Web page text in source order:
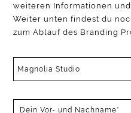
weiteren Informationen
Weiter unten findest du
zum Ablauf des Branding